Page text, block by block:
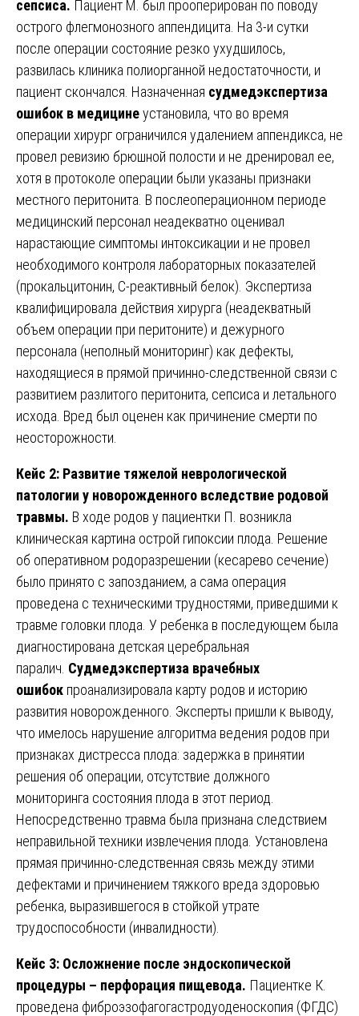
сепсиса. Пациент М. был прооперирован по поводу
острого флегмонозного аппендицита. На 3-и сутки
после операции состояние резко ухудшилось,
развилась клиника полиорганной недостаточности, и
пациент скончался. Назначенная судмедэкспертиза
ошибок в медицинеустановила, что во время
операции хирург ограничился удалением аппендикса, не
провел ревизию брюшной полости и не дренировал ее,
хотя в протоколе операции были указаны признаки
местного перитонита. В послеоперационном периоде
медицинский персонал неадекватно оценивал
нарастающие симптомы интоксикации и не провел
необходимого контроля лабораторных показателей
(прокальцитонин, С-реактивный белок). Экспертиза
квалифицировала действия хирурга (неадекватный
объем операции при перитоните) и дежурного
персонала (неполный мониторинг) как дефекты,
находящиеся в прямой причинно-следственной связи с
развитием разлитого перитонита, сепсиса и летального
исхода. Вред был оценен как причинение смерти по
неосторожности.
Кейс 2: Развитие тяжелой неврологической
патологии у новорожденного вследствие родовой
травмы. В ходе родов у пациентки П. возникла
клиническая картина острой гипоксии плода. Решение
об оперативном родоразрешении (кесарево сечение)
было принято с запозданием, а сама операция
проведена с техническими трудностями, приведшими к
травме головки плода. У ребенка в последующем была
диагностирована детская церебральная
паралич. Судмедэкспертиза врачебных
ошибок проанализировала карту родов и историю
развития новорожденного. Эксперты пришли к выводу,
что имелось нарушение алгоритма ведения родов при
признаках дистресса плода: задержка в принятии
решения об операции, отсутствие должного
мониторинга состояния плода в этот период.
Непосредственно травма была признана следствием
неправильной техники извлечения плода. Установлена
прямая причинно-следственная связь между этими
дефектами и причинением тяжкого вреда здоровью
ребенка, выразившегося в стойкой утрате
трудоспособности (инвалидности).
Кейс 3: Осложнение после эндоскопической
процедуры – перфорация пищевода. Пациентке К.
проведена фиброэзофагогастродуоденоскопия (ФГДС)